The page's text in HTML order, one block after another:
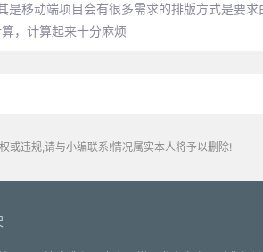
移动端项目会有很多需求的排版方式是要求
，计算起来十分麻烦
或违规,请与小编联系!情况属实本人将予以删除!